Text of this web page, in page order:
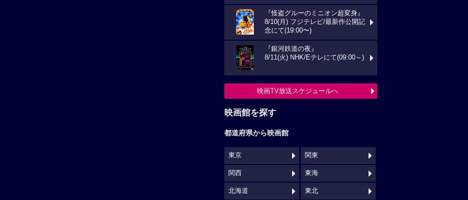
『怪盗グルーのミニオン超変身』
8/10(月) フジテレビ/最新作公開記
念にて(19:00〜)
『銀河鉄道の夜』
8/11(火) NHK/Eテレにて(09:00～)
映画TV放送スケジュールへ
映画館を探す
都道府県から映画館
東京 関東
関西 東海
北海道 東北